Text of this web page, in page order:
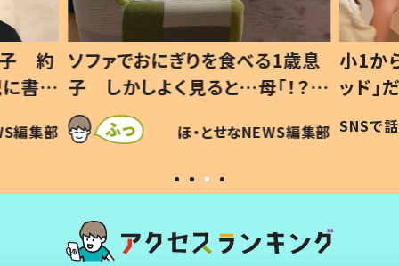
歳息
？」
編集部
小1から不登校、息子は「ギフテ
ッド」だった 父が“ウチ給食”を
作り続ける理由とは #令和の親
#令和の子
SNSで話題 ほ・とせなNEWS編集部
ひ孫
が、抱
「涙
い」